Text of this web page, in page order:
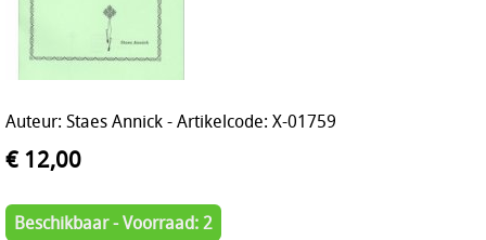
Auteur: Staes Annick - Artikelcode: X-01759
€ 12,00
Beschikbaar - Voorraad: 2